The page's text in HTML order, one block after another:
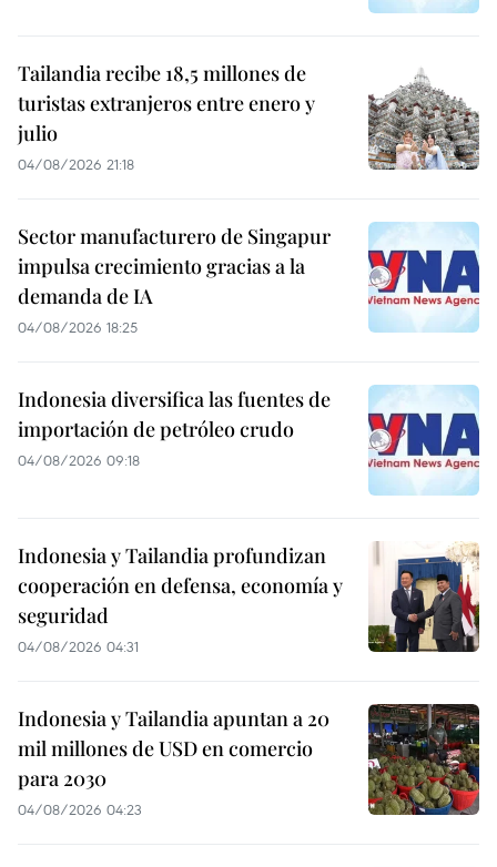
Tailandia recibe 18,5 millones de
turistas extranjeros entre enero y
julio
04/08/2026 21:18
Sector manufacturero de Singapur
impulsa crecimiento gracias a la
demanda de IA
04/08/2026 18:25
Indonesia diversifica las fuentes de
importación de petróleo crudo
04/08/2026 09:18
Indonesia y Tailandia profundizan
cooperación en defensa, economía y
seguridad
04/08/2026 04:31
Indonesia y Tailandia apuntan a 20
mil millones de USD en comercio
para 2030
04/08/2026 04:23